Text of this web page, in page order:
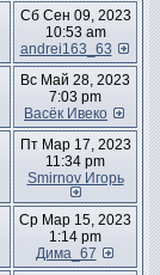
Сб Сен 09, 2023
10:53 am
andrei163_63
Вс Май 28, 2023
7:03 pm
Васёк Ивеко
Пт Мар 17, 2023
11:34 pm
Smirnov Игорь
Ср Мар 15, 2023
1:14 pm
Дима_67